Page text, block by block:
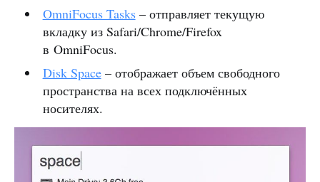
OmniFocus Tasks– отправляет текущую
вкладку из Safari/Chrome/Firefox
в OmniFocus.
Disk Space– отображает объем свободного
пространства на всех подключённых
носителях.